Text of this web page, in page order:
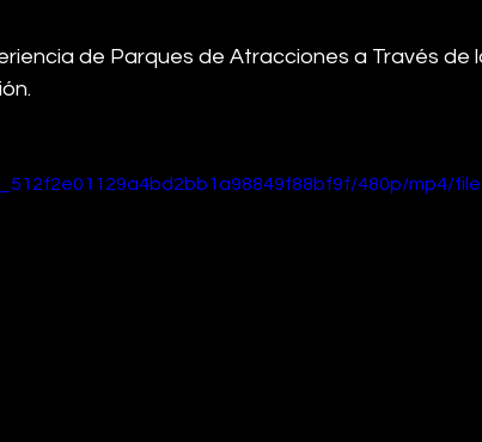
de Parques de Atracciones a Través de
480p/mp4/